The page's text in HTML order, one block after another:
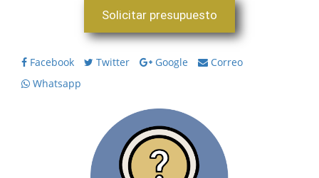
Solicitar presupuesto
Facebook Twitter Google
Correo
Whatsapp